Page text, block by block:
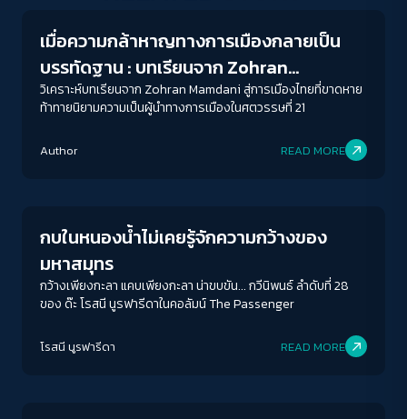
เมื่อความกล้าหาญทางการเมืองกลายเป็น
บรรทัดฐาน : บทเรียนจาก Zohran
Mamdani สู่การเมืองไทยที่ยังขาดหาย
วิเคราะห์บทเรียนจาก Zohran Mamdani สู่การเมืองไทยที่ขาดหาย
ท้าทายนิยามความเป็นผู้นำทางการเมืองในศตวรรษที่ 21
Author READ MORE
กบในหนองน้ำไม่เคยรู้จักความกว้างของ
มหาสมุทร
กว้างเพียงกะลา แคบเพียงกะลา น่าขบขัน... กวีนิพนธ์ ลำดับที่ 28
ของ ด๊ะ โรสนี นูรฟารีดาในคอลัมน์ The Passenger
โรสนี นูรฟารีดา READ MORE